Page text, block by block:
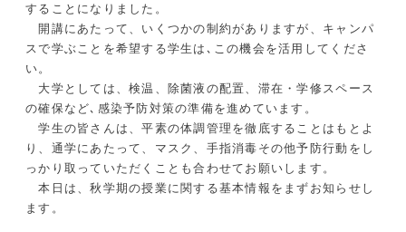
することになりました。
開講にあたって、いくつかの制約がありますが、キャンパ
スで学ぶことを希望する学生は､この機会を活用してくださ
い。
大学としては、検温、除菌液の配置、滞在・学修スペース
の確保など､感染予防対策の準備を進めています。
学生の皆さんは、平素の体調管理を徹底することはもとよ
り、通学にあたって、マスク、手指消毒その他予防行動をし
っかり取っていただくことも合わせてお願いします。
本日は、秋学期の授業に関する基本情報をまずお知らせし
ます。